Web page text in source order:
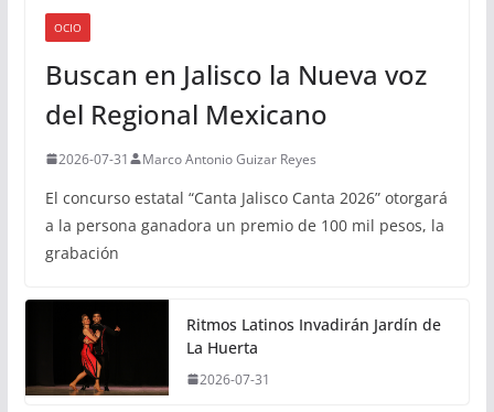
OCIO
Buscan en Jalisco la Nueva voz
del Regional Mexicano
2026-07-31 Marco Antonio Guizar Reyes
El concurso estatal “Canta Jalisco Canta 2026” otorgará
a la persona ganadora un premio de 100 mil pesos, la
grabación
Ritmos Latinos Invadirán Jardín de
La Huerta
2026-07-31